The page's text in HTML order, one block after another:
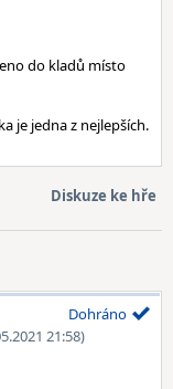
do kladů místo
je jedna z nejlepších.
Diskuze ke hře
21:58)
Dohráno